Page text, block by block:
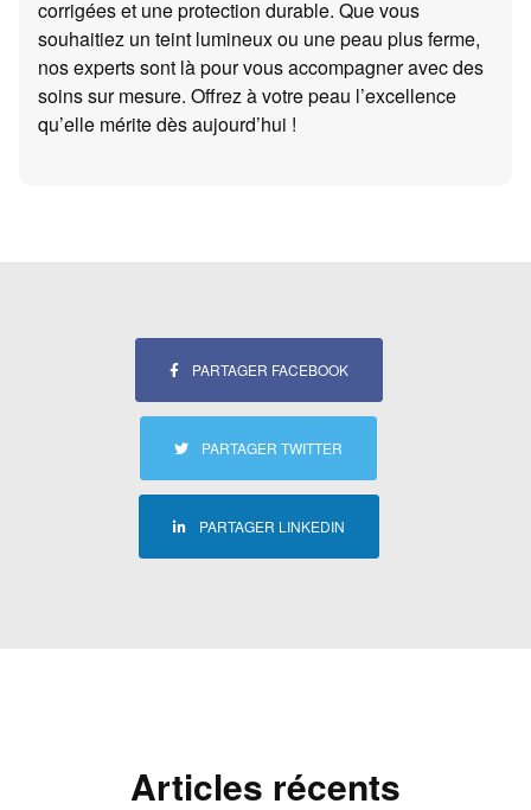
corrigées et une protection durable. Que vous
souhaitiez un teint lumineux ou une peau plus ferme,
nos experts sont là pour vous accompagner avec des
soins sur mesure. Offrez à votre peau l’excellence
qu’elle mérite dès aujourd’hui !
PARTAGER FACEBOOK
PARTAGER TWITTER
PARTAGER LINKEDIN
Articles récents